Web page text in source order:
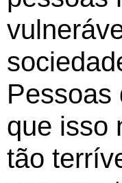
Pessoas
que isso
tão